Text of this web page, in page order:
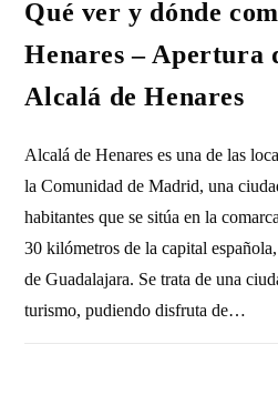
Qué ver y dónde
Henares – Apertura
Alcalá de Henares
Alcalá de Henares es una de las
la Comunidad de Madrid, una
habitantes que se sitúa en la
30 kilómetros de la capital
de Guadalajara. Se trata de una
turismo, pudiendo disfruta de…